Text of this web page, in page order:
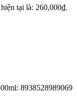
tại là: 260,000₫.
8938528989069